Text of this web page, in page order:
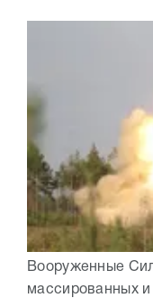
Вооруженные
массированных и